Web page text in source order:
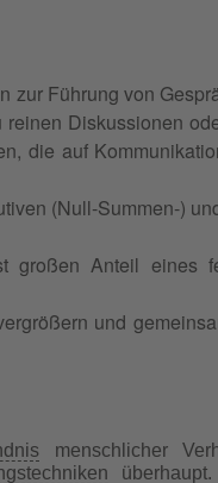
zur Führung von
Diskussionen
die auf
(Null-Summen-)
großen Anteil eines
und
menschlicher